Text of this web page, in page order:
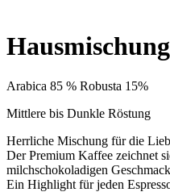
Arabica 85 % Robusta 15%
Mittlere bis Dunkle Röstung
Herrliche Mischung für die
Der Premium Kaffee zeichnet
milchschokoladigen
Ein Highlight für jeden